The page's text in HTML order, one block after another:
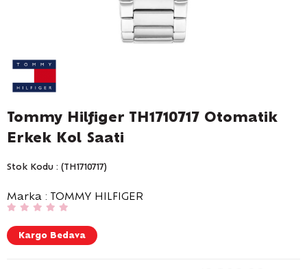
Tommy Hilfiger TH1710717 Otomatik
Erkek Kol Saati
Stok Kodu (TH1710717)
Marka : TOMMY HILFIGER
Kargo Bedava